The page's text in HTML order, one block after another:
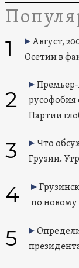
1
Август,
Осетии в
2
русофобия
Партии
3
Что
Грузии.
4
по новому
5